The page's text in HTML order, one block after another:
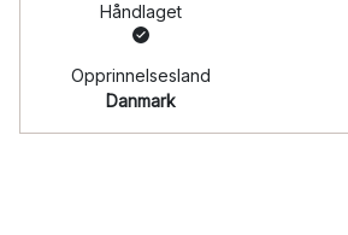
Håndlaget
Opprinnelsesland
Danmark